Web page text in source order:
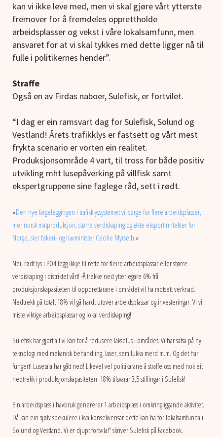
kan vi ikke leve med, men vi skal gjøre vårt ytterste
fremover for å fremdeles opprettholde
arbeidsplasser og vekst i våre lokalsamfunn, men
ansvaret for at vi skal tykkes med dette ligger nå til
fulle i politikernes hender”.
Straffe
Også en av Firdas naboer, Sulefisk, er fortvilet.
“I dag er ein ramsvart dag for Sulefisk, Solund og
Vestland! Årets trafikklys er fastsett og vårt mest
frykta scenario er vorten ein realitet.
Produksjonsområde 4 vart, til tross for både positiv
utvikling mht lusepåverking på villfisk samt
ekspertgruppene sine faglege råd, sett i rødt.
«Den nye fargeleggingen i trafikklyssystemet vil sørge for flere arbeidsplasser,
mer norsk matproduksjon, større verdiskaping og økte eksportinntekter for
Norge, sier fiskeri- og havminister Cecilie Myrseth.»
Nei, rødt lys i PO4 legg ikkje til rette for fleire arbeidsplassar eller større
verdiskaping i distriktet vårt! -Å trekke ned ytterlegare 6% frå
produksjonskapasiteten til oppdrettarane i området vil ha motsett verknad.
Nedtrekk på totalt 18% vil gå hardt utover arbeidsplassar og investeringar. Vi vil
miste viktige arbeidsplassar og lokal verdiskaping!
Sulefisk har gjort alt vi kan for å redusere lakselus i området. Vi har satsa på ny
teknologi med mekanisk behandling, laser, semilukka merd m.m. Og det har
fungert! Lusetala har gått ned! Likevel vel politikarane å straffe oss med nok eit
nedtrekk i produksjonskapasiteten. 18% tilsvarar 3,5 stillingar i Sulefisk!
Ein arbeidsplass i havbruk genererer 1 arbeidsplass i omkringliggande aktivitet.
Då kan ein sjølv spekulere i kva konsekvensar dette kan ha for lokalsamfunna i
Solund og Vestland. Vi er djupt fortvila!” skriver Sulefisk på Facebook.